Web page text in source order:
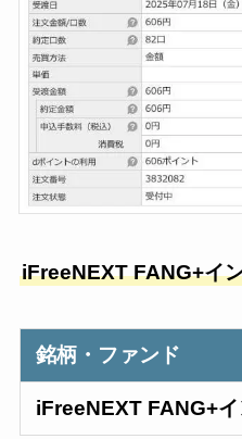
iFreeNEXTFANG+イ
銘柄・ファンド
iFreeNEXT FANG+